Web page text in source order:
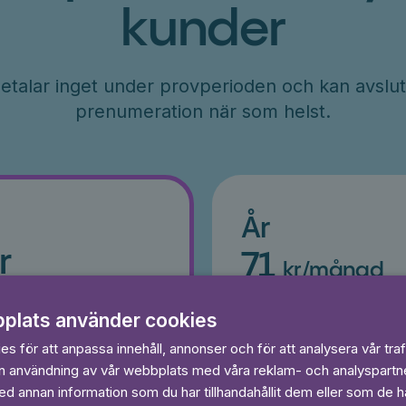
kunder
inget under provperioden och kan
prenumeration när som helst.
År
71kr/månad
Ingen bindningstid
använder cookies
för att anpassa innehåll, annonser och för att analysera vår
användning av vår webbplats med våra reklam- och
annan information som du har tillhandahållit dem eller som de